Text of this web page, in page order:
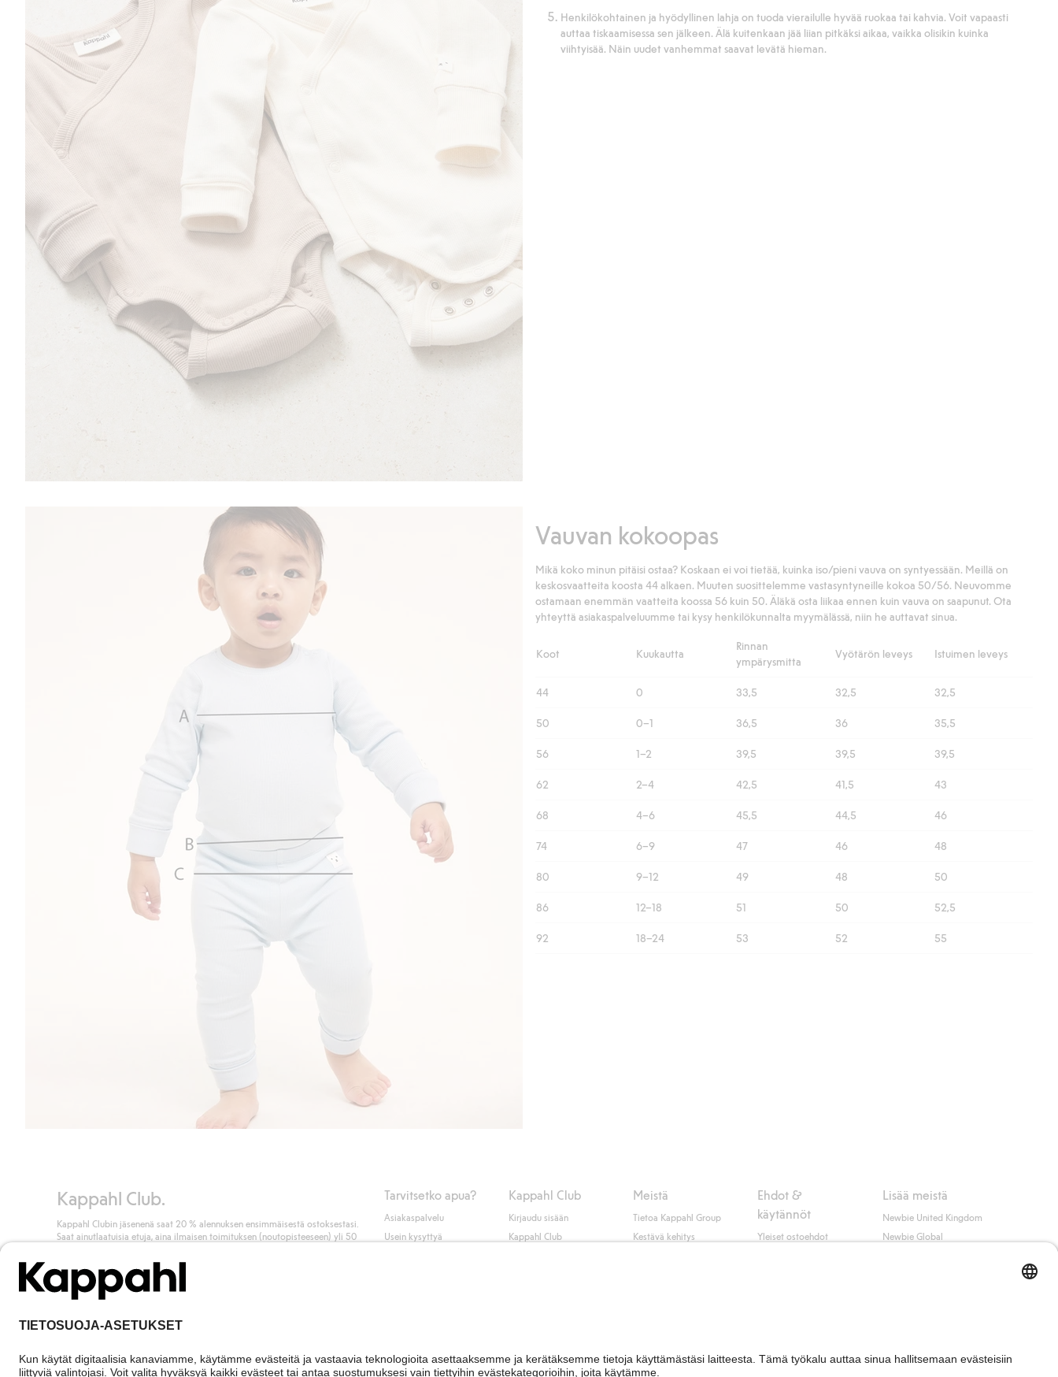
Henkilökohtainen ja hyödyllinen lahja on tuoda vierailulle hyvää ruokaa tai kahvia. Voit vapaasti
auttaa tiskaamisessa sen jälkeen. Älä kuitenkaan jää liian pitkäksi aikaa, vaikka olisikin kuinka
viihtyisää. Näin uudet vanhemmat saavat levätä hieman.
Vauvan kokoopas
Mikä koko minun pitäisi ostaa? Koskaan ei voi tietää, kuinka iso/pieni vauva on syntyessään. Meillä on
keskosvaatteita koosta 44 alkaen. Muuten suosittelemme vastasyntyneille kokoa 50/56. Neuvomme
ostamaan enemmän vaatteita koossa 56 kuin 50. Äläkä osta liikaa ennen kuin vauva on saapunut. Ota
yhteyttä asiakaspalveluumme tai kysy henkilökunnalta myymälässä, niin he auttavat sinua.
Koot Kuukautta
Rinnan
ympärysmitta
Vyötärön leveys Istuimen leveys
44 0 33,5 32,5 32,5
50 0–1 36,5 36 35,5
56 1–2 39,5 39,5 39,5
62 2–4 42,5 41,5 43
68 4–6 45,5 44,5 46
74 6–9 47 46 48
80 9–12 49 48 50
86 12–18 51 50 52,5
92 18–24 53 52 55
Kappahl Club.
Kappahl Clubin jäsenenä saat 20 % alennuksen ensimmäisestä ostoksestasi.
Saat ainutlaatuisia etuja, aina ilmaisen toimituksen (noutopisteeseen) yli 50
Liity jäseneksi
Tarvitsetko apua?
Asiakaspalvelu
Usein kysyttyä
Peru ostoksesi
Kappahl Club
Kirjaudu sisään
Kappahl Club
Meistä
Tietoa Kappahl Group
Kestävä kehitys
Ehdot &
käytännöt
Yleiset ostoehdot
Lisää meistä
Newbie United Kingdom
Newbie Global